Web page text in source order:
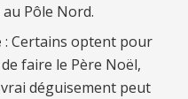
Pôle Nord.
: Certains optent pour
faire le Père Noël,
déguisement peut